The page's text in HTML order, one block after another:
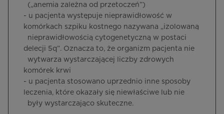
(„anemia zależna od przetoczeń”)
- u pacjenta występuje nieprawidłowość w
komórkach szpiku kostnego nazywana „izolowaną
nieprawidłowością cytogenetyczną w postaci
delecji 5q”. Oznacza to, że organizm pacjenta nie
wytwarza wystarczającej liczby zdrowych
komórek krwi
- u pacjenta stosowano uprzednio inne sposoby
leczenia, które okazały się niewłaściwe lub nie
były wystarczająco skuteczne.